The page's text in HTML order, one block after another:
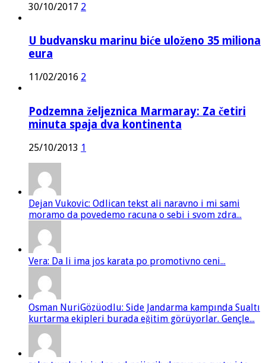
30/10/2017 2
U budvansku marinu biće uloženo 35 miliona
eura
11/02/2016 2
Podzemna željeznica Marmaray: Za četiri
minuta spaja dva kontinenta
25/10/2013 1
Dejan Vukovic: Odlican tekst ali naravno i mi sami
moramo da povedemo racuna o sebi i svom zdra...
Vera: Da li ima jos karata po promotivno ceni...
Osman NuriGözüodlu: Side Jandarma kampında Sualtı
kurtarma ekipleri burada eğitim görüyorlar. Gençle...